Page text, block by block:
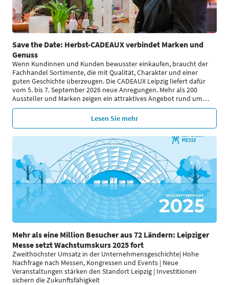
Save the Date: Herbst-CADEAUX verbindet Marken und
Genuss
Wenn Kundinnen und Kunden bewusster einkaufen, braucht der
Fachhandel Sortimente, die mit Qualität, Charakter und einer
guten Geschichte überzeugen. Die CADEAUX Leipzig liefert dafür
vom 5. bis 7. September 2026 neue Anregungen. Mehr als 200
Aussteller und Marken zeigen ein attraktives Angebot rund um…
Lesen Sie mehr
Mehr als eine Million Besucher aus 72 Ländern: Leipziger
Messe setzt Wachstumskurs 2025 fort
Zweithöchster Umsatz in der Unternehmensgeschichte| Hohe
Nachfrage nach Messen, Kongressen und Events | Neue
Veranstaltungen stärken den Standort Leipzig | Investitionen
sichern die Zukunftsfähigkeit